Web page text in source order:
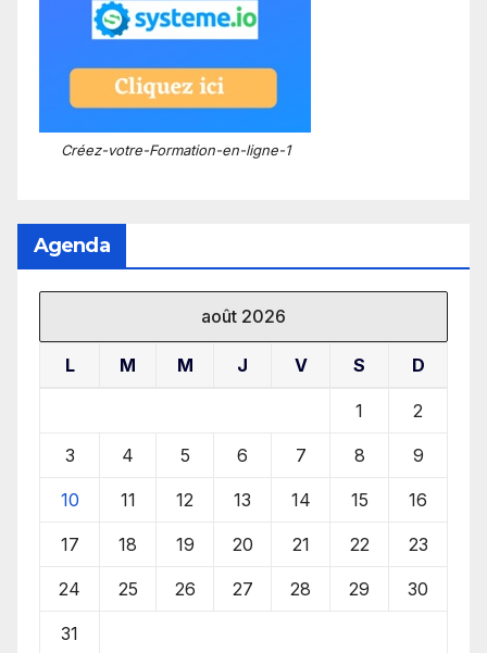
Créez-votre-Formation-en-ligne-1
Agenda
août 2026
L M M J V S D
1 2
3 4 5 6 7 8 9
10 11 12 13 14 15 16
17 18 19 20 21 22 23
24 25 26 27 28 29 30
31